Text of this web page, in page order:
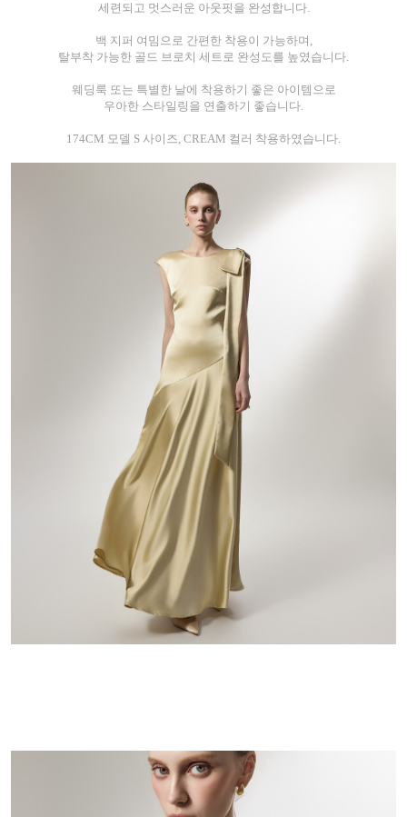
세련되고 멋스러운 아웃핏을 완성합니다.
백 지퍼 여밈으로 간편한 착용이 가능하며,
탈부착 가능한 골드 브로치 세트로 완성도를 높였습니다.
웨딩룩 또는 특별한 날에 착용하기 좋은 아이템으로
우아한 스타일링을 연출하기 좋습니다.
174CM 모델 S 사이즈, CREAM 컬러 착용하였습니다.